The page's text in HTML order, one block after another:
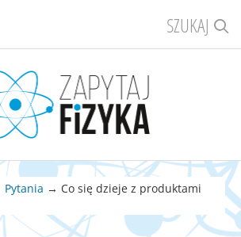
SZUKAJ
Pytania → Co się dzieje z produktami